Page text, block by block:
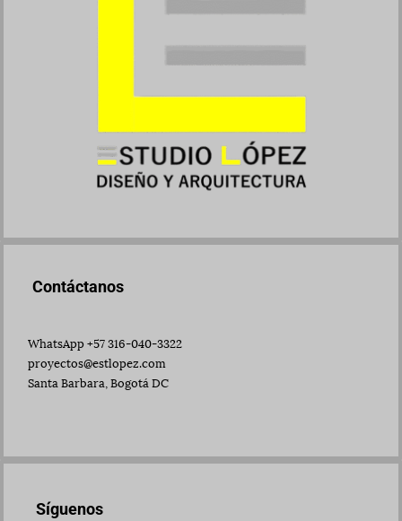
Contáctanos
WhatsApp +57 316-040-3322
proyectos@estlopez.com
Santa Barbara, Bogotá DC
Síguenos